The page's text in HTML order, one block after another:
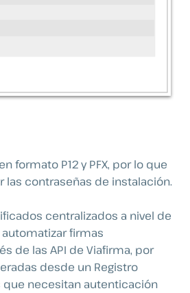
formato P12 y PFX, por lo que
las contraseñas de instalación.
centralizados a nivel de
automatizar firmas
de las API de Viafirma, por
desde un Registro
que necesitan autenticación